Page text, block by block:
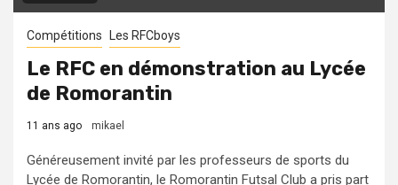
Compétitions Les RFCboys
Le RFC en démonstration au Lycée
de Romorantin
11 ans ago mikael
Généreusement invité par les professeurs de sports du
Lycée de Romorantin, le Romorantin Futsal Club a pris part